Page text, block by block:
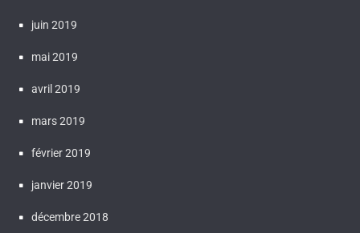
juin 2019
mai 2019
avril 2019
mars 2019
février 2019
janvier 2019
décembre 2018